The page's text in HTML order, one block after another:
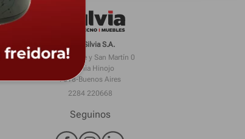
Casa Silvia S.A.
Juan Scharle y San Martín 0
Colonia Hinojo
7318-Buenos Aires
2284 220668
Seguinos